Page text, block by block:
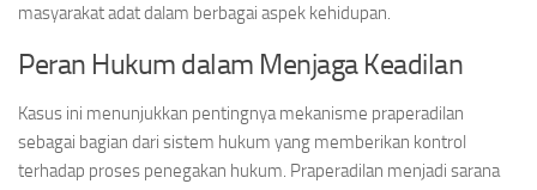
masyarakat adat dalam berbagai aspek kehidupan.
Peran Hukum dalam Menjaga Keadilan
Kasus ini menunjukkan pentingnya mekanisme praperadilan
sebagai bagian dari sistem hukum yang memberikan kontrol
terhadap proses penegakan hukum. Praperadilan menjadi sarana